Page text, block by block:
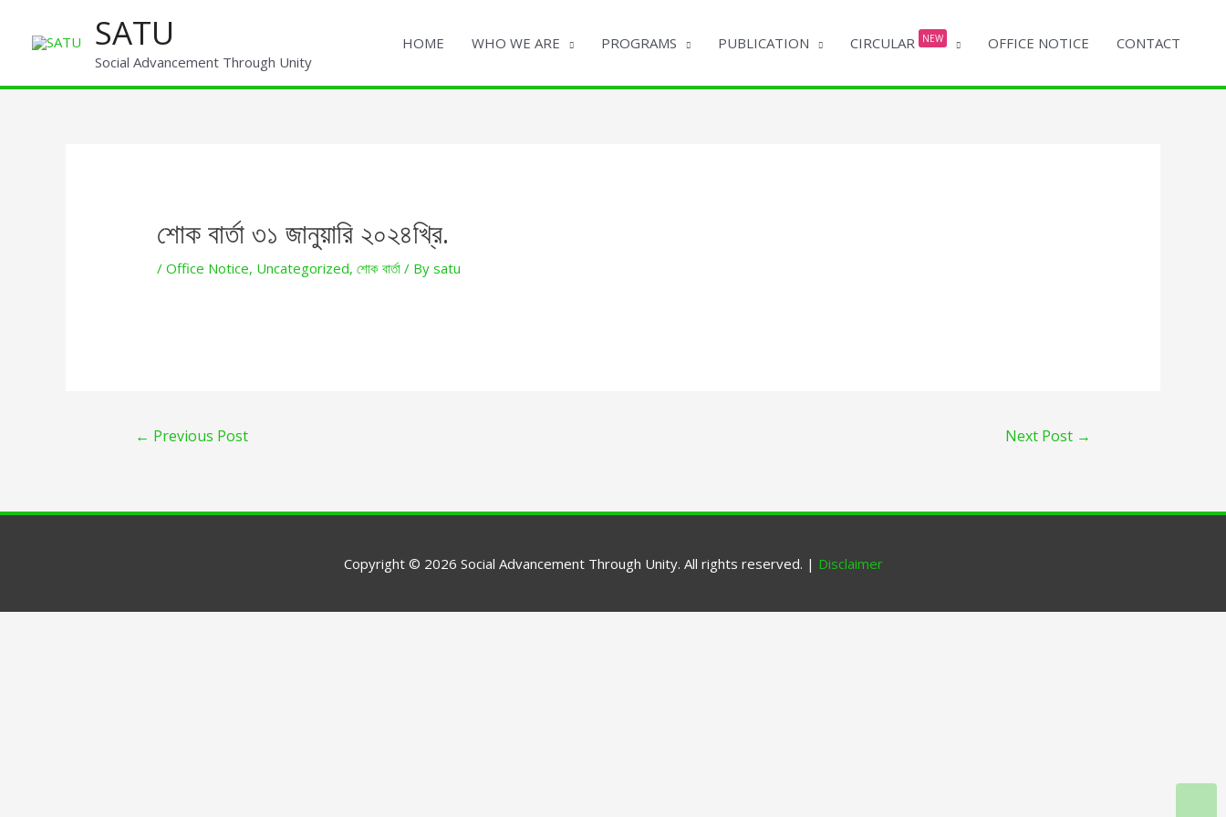
content
SATU
Social Advancement Through Unity
HOME WHO WE ARE PROGRAMS PUBLICATION CIRCULAR NEW OFFICE NOTICE CONTACT
শোক বার্তা ৩১ জানুয়ারি ২০২৪খ্রি.
/Office Notice, Uncategorized,শোক বার্তা / Bysatu
← Previous Post Next Post →
Copyright © 2026 Social Advancement Through Unity. All rights reserved. | Disclaimer